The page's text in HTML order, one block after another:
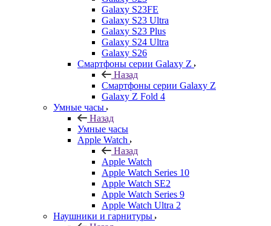
Galaxy S23FE
Galaxy S23 Ultra
Galaxy S23 Plus
Galaxy S24 Ultra
Galaxy S26
Смартфоны серии Galaxy Z
Назад
Смартфоны серии Galaxy Z
Galaxy Z Fold 4
Умные часы
Назад
Умные часы
Apple Watch
Назад
Apple Watch
Apple Watch Series 10
Apple Watch SE2
Apple Watch Series 9
Apple Watch Ultra 2
Наушники и гарнитуры